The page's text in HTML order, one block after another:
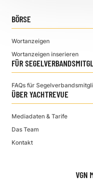
BÖRSE
Wortanzeigen
Wortanzeigen inserieren
FÜR
FAQs für
ÜBER YACHTREVUE
Mediadaten & Tarife
Das Team
Kontakt
VGN